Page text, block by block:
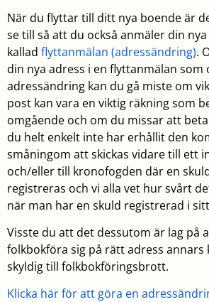
När du flyttar till ditt nya boende är
se till så att du också anmäler din
kallad flyttanmälan (adressändring).
din nya adress i en flyttanmälan som
adressändring kan du gå miste om
post kan vara en viktig räkning som
omgående och om du missar att
du helt enkelt inte har erhållit den
småningom att skickas vidare till ett
och/eller till kronofogden där en
registreras och vi alla vet hur svårt
när man har en skuld registrerad i
Visste du att det dessutom är lag på
folkbokföra sig på rätt adress annars
skyldig till folkbokföringsbrott.
Klicka här för att göra en